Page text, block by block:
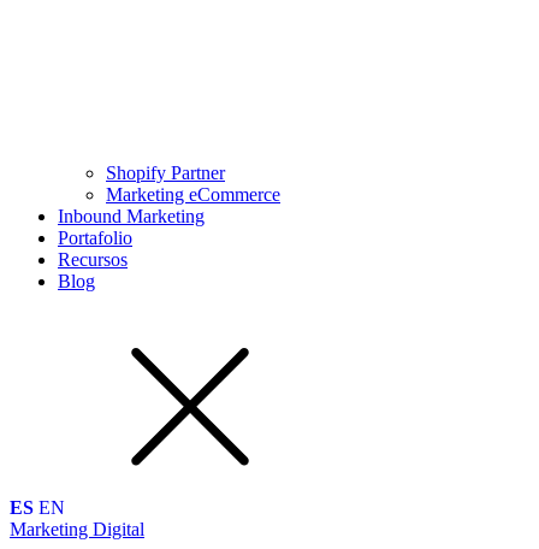
Shopify Partner
Marketing eCommerce
Inbound Marketing
Portafolio
Recursos
Blog
ES EN
Marketing Digital